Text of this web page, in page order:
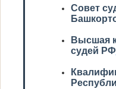
Совет
Высшая
судей РФ